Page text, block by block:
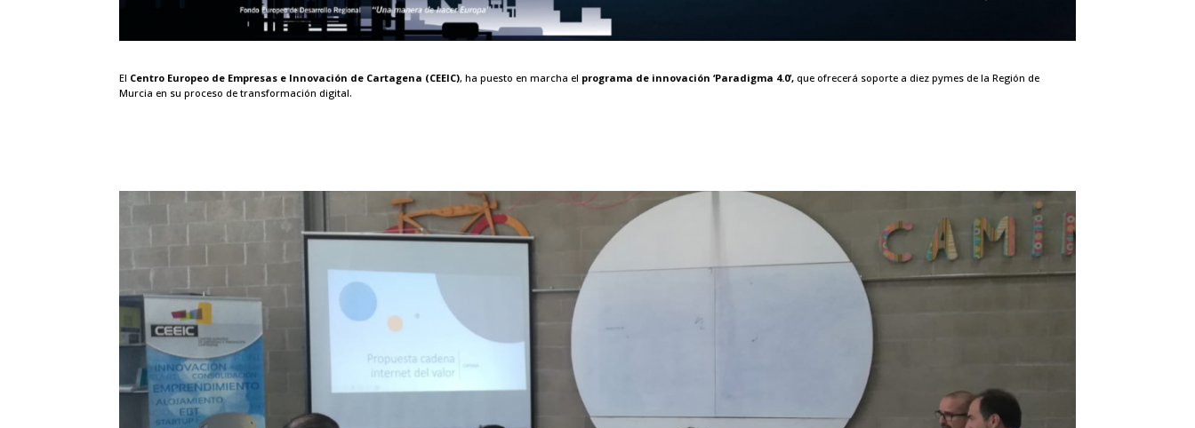
El Centro Europeo de Empresas e Innovación de Cartagena (CEEIC), ha puesto en marcha el programa de innovación ‘Paradigma 4.0’, que ofrecerá soporte a diez pymes de la Región de
Murcia en su proceso de transformación digital.